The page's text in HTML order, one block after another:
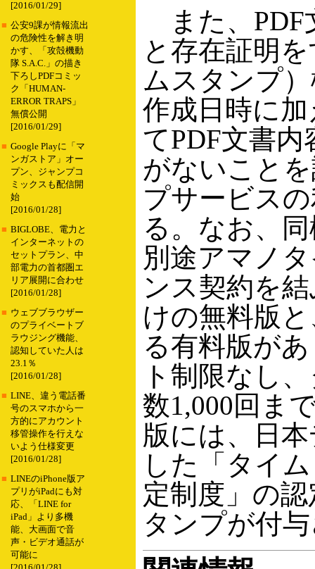
[2016/01/29]
■ 公安9課が情報流出
の危険性を解き明
かす、「攻殻機動
隊 S.A.C.」の描き
下ろしPDFコミッ
ク「HUMAN-
ERROR TRAPS」
無償公開
[2016/01/29]
■ Google Playに「マ
ンガストア」オー
プン、ジャンプコ
ミックスも配信開
始
[2016/01/28]
■ BIGLOBE、電力と
インターネットの
セットプラン、中
部電力の首都圏エ
リア展開に合わせ
[2016/01/28]
■ ウェブブラウザー
のプライベートブ
ラウジング機能、
認知していた人は
23.1％
[2016/01/28]
■ LINE、違う電話番
号のスマホから一
方的にアカウント
移管操作を行えな
いよう仕様変更
[2016/01/28]
■ LINEのiPhone版ア
プリがiPadにも対
応、「LINE for
iPad」より多機
能、大画面で音
声・ビデオ通話が
可能に
また、PDF
と存在証明
ムスタンプ
作成日時に
てPDF文書
がないこと
プサービス
る。なお、
別途アマノ
ンス契約を
けの無料版
る有料版が
ト制限なし
数1,000回ま
版には、日
した「タイ
定制度」の
タンプが付